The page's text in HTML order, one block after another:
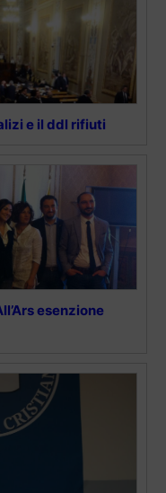
e il ddl rifiuti
esenzione